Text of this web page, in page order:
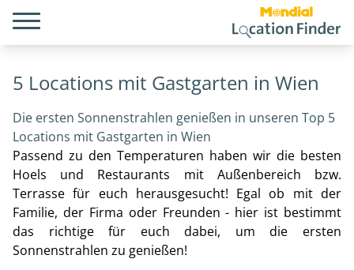
5 Locations mit Gastgarten in Wien
Die ersten Sonnenstrahlen genießen in unseren Top 5
Locations mit Gastgarten in Wien
Passend zu den Temperaturen haben wir die besten
Hoels und Restaurants mit Außenbereich bzw.
Terrasse für euch herausgesucht! Egal ob mit der
Familie, der Firma oder Freunden - hier ist bestimmt
das richtige für euch dabei, um die ersten
Sonnenstrahlen zu genießen!